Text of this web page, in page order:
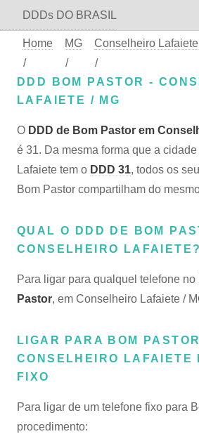
DDDs DO BRASIL
Home
/
MG
/
Conselheiro Lafaiete
/
DDD BOM PASTOR -
LAFAIETE / MG
O DDD de Bom Pastor em
é 31. Da mesma forma que a
Lafaiete tem o DDD 31, todos os
Bom Pastor compartilham do
QUAL O DDD DE BOM
CONSELHEIRO LAFAIETE?
Para ligar para qualquel telefone no
Pastor, em Conselheiro Lafaiete /
LIGAR PARA BOM
CONSELHEIRO LAFAIETE
FIXO
Para ligar de um telefone fixo para
procedimento: